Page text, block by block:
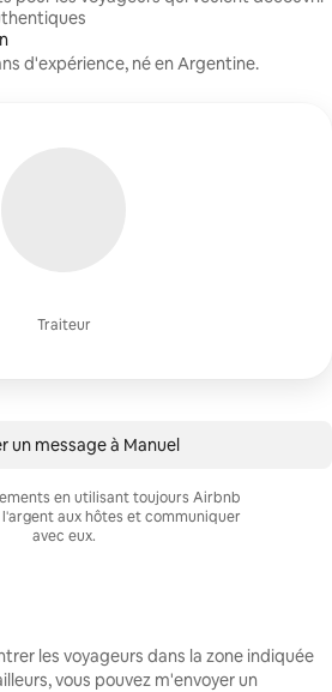
Traiteur
d'expérience, né en Argentine.
un message à Manuel
en utilisant toujours Airbnb
aux hôtes et communiquer
avec eux.
les voyageurs dans la zone indiquée
vous pouvez m'envoyer un